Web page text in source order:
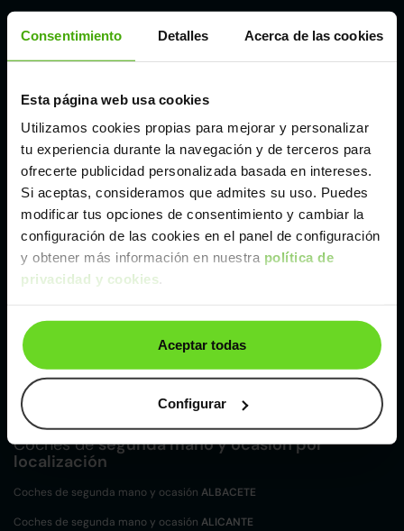
Consentimiento Detalles Acerca de las cookies
Esta página web usa cookies
Utilizamos cookies propias para mejorar y personalizar
tu experiencia durante la navegación y de terceros para
ofrecerte publicidad personalizada basada en intereses.
Si aceptas, consideramos que admites su uso. Puedes
modificar tus opciones de consentimiento y cambiar la
configuración de las cookies en el panel de configuración
y obtener más información en nuestra política de
privacidad y cookies.
Aceptar todas
Configurar
Madrid
Málaga
Valencia
Ver Maserati Ghibli de segunda mano y ocasión
Maserati Ghibli de segunda mano y ocasión
Coches desegunda mano y ocasión por
localización
Coches de segunda mano y ocasión ALBACETE
Coches de segunda mano y ocasión ALICANTE